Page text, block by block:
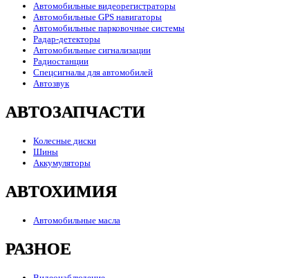
Автомобильные видеорегистраторы
Автомобильные GPS навигаторы
Автомобильные парковочные системы
Радар-детекторы
Автомобильные сигнализации
Радиостанции
Спецсигналы для автомобилей
Автозвук
АВТОЗАПЧАСТИ
Колесные диски
Шины
Аккумуляторы
АВТОХИМИЯ
Автомобильные масла
РАЗНОЕ